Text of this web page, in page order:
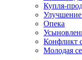
Купля-
Опека
Конфликт
Молодая